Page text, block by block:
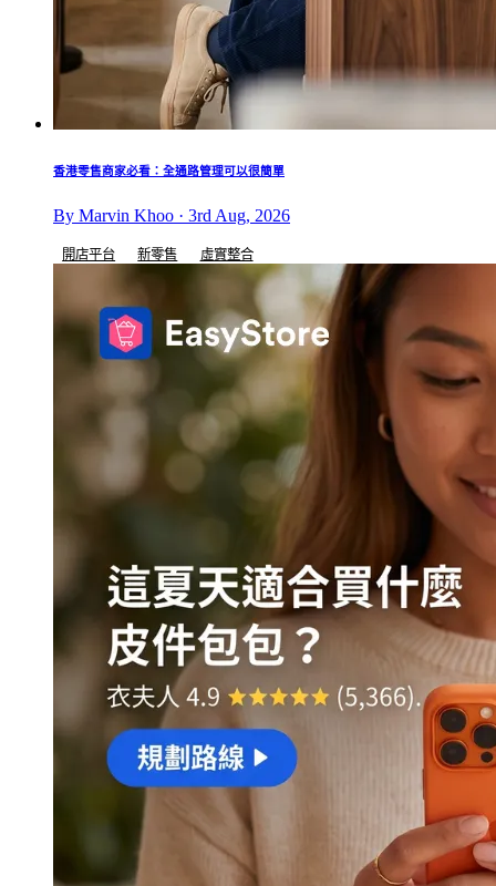
香港零售商家必看：全通路管理可以很簡單
By Marvin Khoo · 3rd Aug, 2026
開店平台 新零售 虛實整合